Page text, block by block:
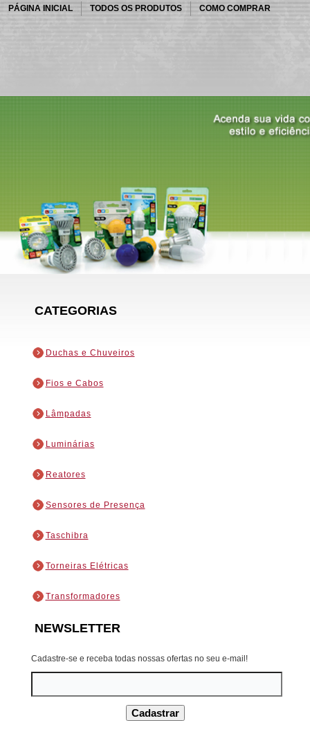
PÁGINA INICIAL TODOS OS PRODUTOS COMO COMPRAR
CATEGORIAS
Duchas e Chuveiros
Fios e Cabos
Lâmpadas
Luminárias
Reatores
Sensores de Presença
Taschibra
Torneiras Elétricas
Transformadores
NEWSLETTER
Cadastre-se e receba todas nossas ofertas no seu e-mail!